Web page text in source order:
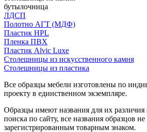
бутылочница
ЛДСП
Полотно АГТ (МДФ)
Пластик HPL
Пленка ПВХ
Пластик Alvic Luxe
Столешницы из искусственного камня
Столешницы из пластика
Все образцы мебели изготовлены по
проекту в единственном экземпляре.
Образцы имеют названия для их различия
поиска по сайту, все названия образцов
зарегистрированным товарным знаком.